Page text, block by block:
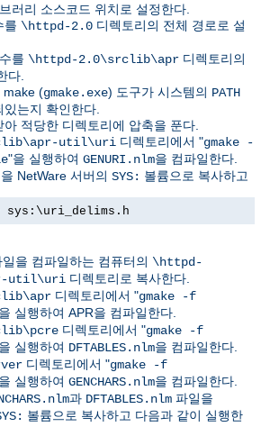
러리 소스코드 위치로 설정한다.
를 \httpd-2.0 디렉토리의 전체 경로로 설
를 \httpd-2.0\srclib\apr 디렉토리의
다.
make (gmake.exe) 도구가 시스템의 PATH
는지 확인한다.
적당한 디렉토리에 압축을 푼다.
util\uri 디렉토리에서 "gmake -
"을 실행하여 GENURI.nlm을 컴파일한다.
NetWare 서버의 SYS: 볼륨으로 복사하고
sys:\uri_delims.h
일을 컴파일하는 컴퓨터의 \httpd-
util\uri 디렉토리로 복사한다.
디렉토리에서 "gmake -f
실행하여 APR을 컴파일한다.
디렉토리에서 "gmake -f
실행하여 DFTABLES.nlm을 컴파일한다.
디렉토리에서 "gmake -f
실행하여 GENCHARS.nlm을 컴파일한다.
과 DFTABLES.nlm 파일을
볼륨으로 복사하고 다음과 같이 실행한